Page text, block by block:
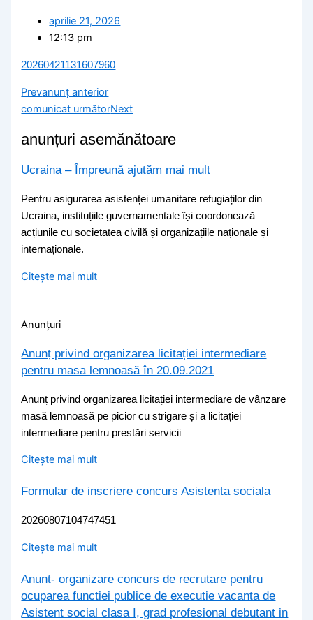
aprilie 21, 2026
12:13 pm
20260421131607960
Prevanunț anterior
comunicat următorNext
anunțuri asemănătoare
Ucraina – Împreună ajutăm mai mult
Pentru asigurarea asistenței umanitare refugiaților din
Ucraina, instituțiile guvernamentale își coordonează
acțiunile cu societatea civilă și organizațiile naționale și
internaționale.
Citește mai mult
Anunțuri
Anunț privind organizarea licitației intermediare
pentru masa lemnoasă în 20.09.2021
Anunț privind organizarea licitației intermediare de vânzare
masă lemnoasă pe picior cu strigare și a licitației
intermediare pentru prestări servicii
Citește mai mult
Formular de inscriere concurs Asistenta sociala
20260807104747451
Citește mai mult
Anunt- organizare concurs de recrutare pentru
ocuparea functiei publice de executie vacanta de
Asistent social clasa I, grad profesional debutant in